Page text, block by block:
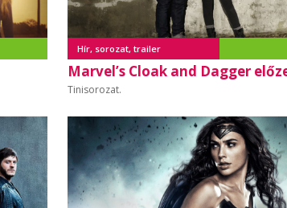
Hír, sorozat, trailer
Marvel’s Cloak and Dagger
Tinisorozat.